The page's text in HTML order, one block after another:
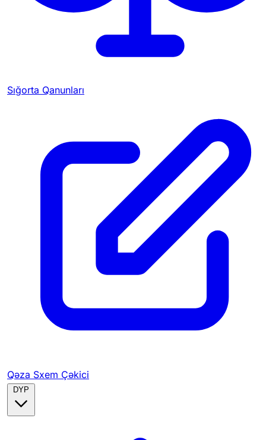
Sığorta Qanunları
Qəza Sxem Çəkici
DYP